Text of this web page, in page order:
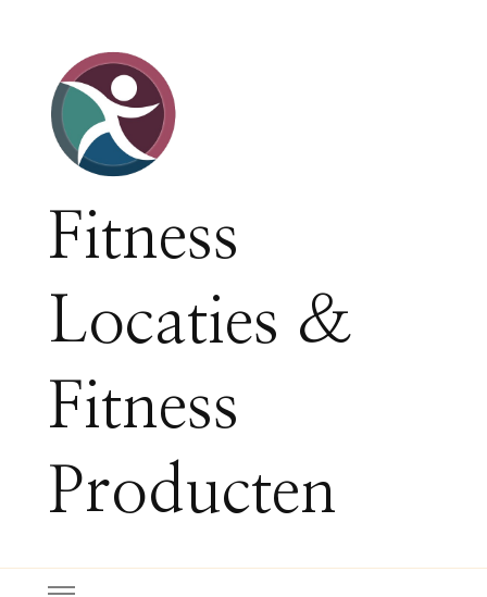
Fitness
Locaties &
Fitness
Producten